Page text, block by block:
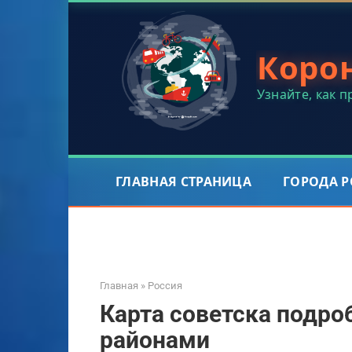
Узнайте, как
ГЛАВНАЯ СТРАНИЦА ГОРОДА
Главная » Россия
Карта советска
районами